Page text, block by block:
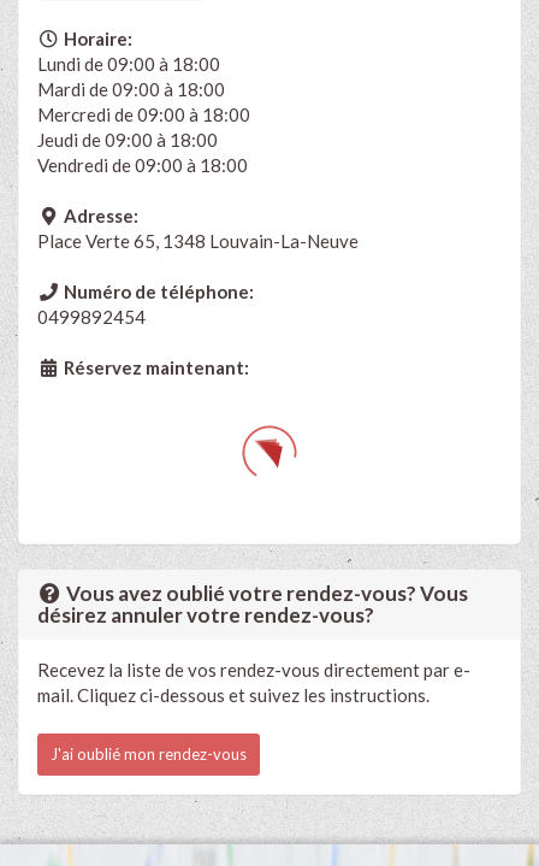
Horaire:
Lundi de 09:00 à 18:00
Mardi de 09:00 à 18:00
Mercredi de 09:00 à 18:00
Jeudi de 09:00 à 18:00
Vendredi de 09:00 à 18:00
Adresse:
Place Verte 65, 1348 Louvain-La-Neuve
Numéro de téléphone:
0499892454
Réservez maintenant:
Vous avez oublié votre rendez-vous? Vous
désirez annuler votre rendez-vous?
Recevez la liste de vos rendez-vous directement par e-
mail. Cliquez ci-dessous et suivez les instructions.
J'ai oublié mon rendez-vous